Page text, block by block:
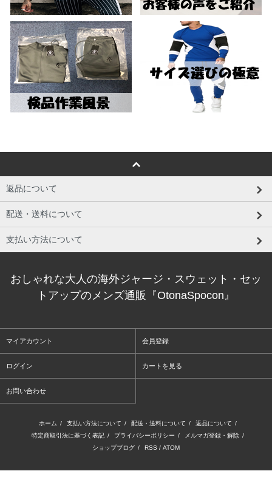
返品について
配送・送料について
支払い方法について
おしゃれな大人の海外ジャージ・スウェット・セッ
トアップのメンズ通販『OtonaSpocon』
マイアカウント 会員登録
ログイン カートを見る
お問い合わせ
ホーム / 支払い方法について / 配送・送料について / 返品について /
特定商取引法に基づく表記 / プライバシーポリシー / メルマガ登録・解除 /
ショップブログ / RSS / ATOM